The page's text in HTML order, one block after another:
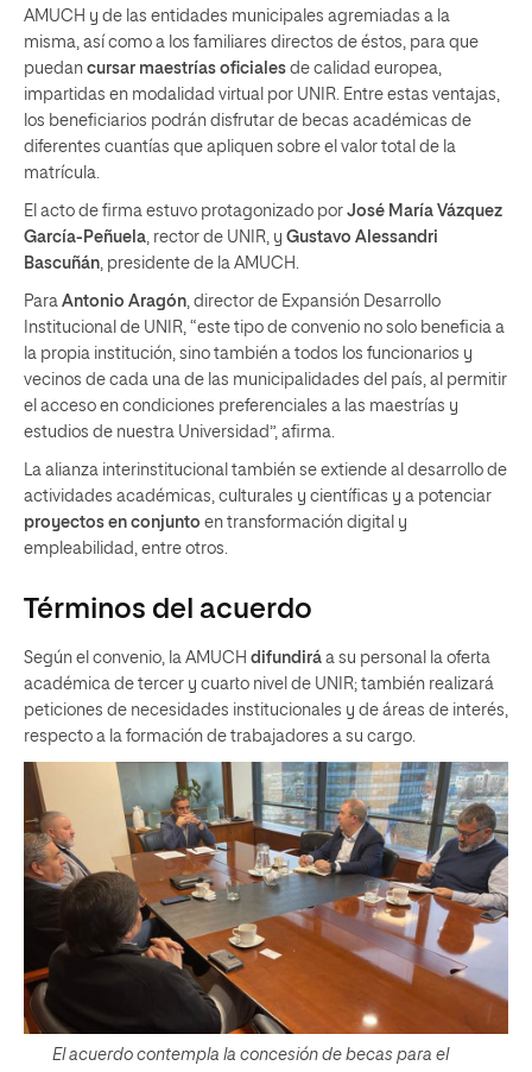
AMUCH y de las entidades municipales agremiadas a la
misma, así como a los familiares directos de éstos, para que
puedan cursar maestrías oficiales de calidad europea,
impartidas en modalidad virtual por UNIR. Entre estas ventajas,
los beneficiarios podrán disfrutar de becas académicas de
diferentes cuantías que apliquen sobre el valor total de la
matrícula.
El acto de firma estuvo protagonizado por José María Vázquez
García-Peñuela , rector de UNIR, y Gustavo Alessandri
Bascuñán , presidente de la AMUCH.
Para Antonio Aragón , director de Expansión Desarrollo
Institucional de UNIR, “este tipo de convenio no solo beneficia a
la propia institución, sino también a todos los funcionarios y
vecinos de cada una de las municipalidades del país, al permitir
el acceso en condiciones preferenciales a las maestrías y
estudios de nuestra Universidad”, afirma.
La alianza interinstitucional también se extiende al desarrollo de
actividades académicas, culturales y científicas y a potenciar
proyectos en conjunto en transformación digital y
empleabilidad, entre otros.
Términos del acuerdo
Según el convenio, la AMUCH difundirá a su personal la oferta
académica de tercer y cuarto nivel de UNIR; también realizará
peticiones de necesidades institucionales y de áreas de interés,
respecto a la formación de trabajadores a su cargo.
El acuerdo contempla la concesión de becas para el